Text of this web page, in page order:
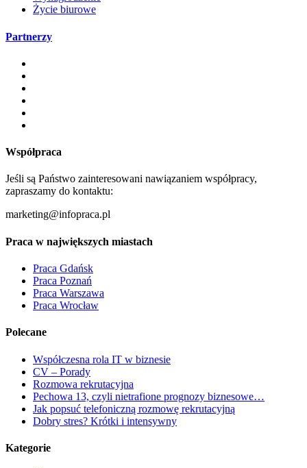
Życie biurowe
Partnerzy
Współpraca
Jeśli są Państwo zainteresowani nawiązaniem współpracy,
zapraszamy do kontaktu:
marketing@infopraca.pl
Praca w największych miastach
Praca Gdańsk
Praca Poznań
Praca Warszawa
Praca Wrocław
Polecane
Współczesna rola IT w biznesie
CV – Porady
Rozmowa rekrutacyjna
Pechowa 13, czyli nietrafione prognozy biznesowe…
Jak popsuć telefoniczną rozmowę rekrutacyjną
Dobry stres? Krótki i intensywny
Kategorie